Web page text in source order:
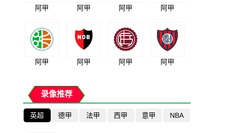
阿甲 阿甲 阿甲 阿甲
阿甲 阿甲 阿甲 阿甲
录像推荐
英超 德甲 法甲 西甲 意甲 NBA